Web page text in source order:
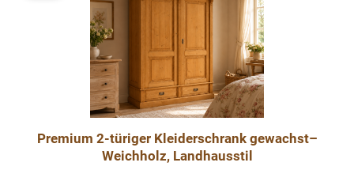
Premium 2-türiger Kleiderschrank gewachst–
Weichholz, Landhausstil